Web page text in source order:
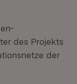
des Projekts
der